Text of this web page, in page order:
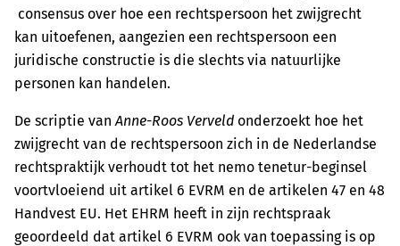
consensus over hoe een rechtspersoon het zwijgrecht
kan uitoefenen, aangezien een rechtspersoon een
juridische constructie is die slechts via natuurlijke
personen kan handelen.
De scriptie van Anne-Roos Verveld onderzoekt hoe het
zwijgrecht van de rechtspersoon zich in de Nederlandse
rechtspraktijk verhoudt tot het nemo tenetur-beginsel
voortvloeiend uit artikel 6 EVRM en de artikelen 47 en 48
Handvest EU. Het EHRM heeft in zijn rechtspraak
geoordeeld dat artikel 6 EVRM ook van toepassing is op